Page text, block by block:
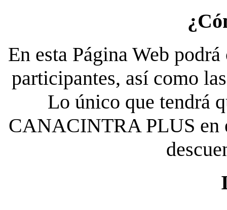
En esta Página Web
participantes, así como
Lo único que tendrá
CANACINTRA PLUS en